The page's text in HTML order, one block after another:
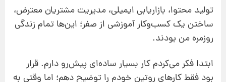
تولید محتوا، بازاریابی ایمیلی، مدیریت مشتریان معترض،
ساختن یک کسب‌وکار آموزشی از صفر؛ این‌ها تمام زندگی
روزمره من بودند.
ابتدا فکر می‌کردم کار بسیار ساده‌ای پیش‌رو دارم. قرار
بود فقط کارهای روتین خودم را توضیح دهم؛ اما وقتی به